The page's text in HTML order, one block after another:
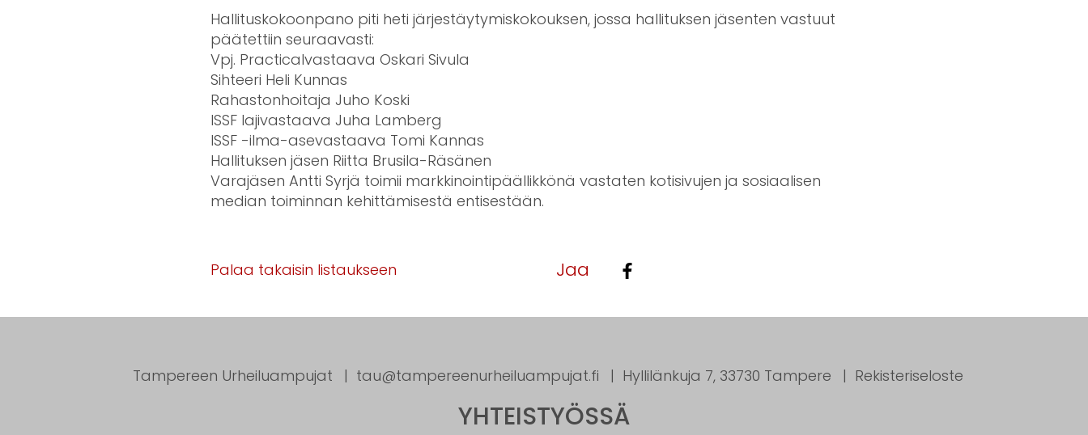
Hallituskokoonpano piti heti järjestäytymiskokouksen, jossa hallituksen jäsenten vastuut
päätettiin seuraavasti:
Vpj. Practicalvastaava Oskari Sivula
Sihteeri Heli Kunnas
Rahastonhoitaja Juho Koski
ISSF lajivastaava Juha Lamberg
ISSF -ilma-asevastaava Tomi Kannas
Hallituksen jäsen Riitta Brusila-Räsänen
Varajäsen Antti Syrjä toimii markkinointipäällikkönä vastaten kotisivujen ja sosiaalisen
median toiminnan kehittämisestä entisestään.
Palaa takaisin listaukseen Jaa
Tampereen Urheiluampujat tau@tampereenurheiluampujat.fi Hyllilänkuja 7, 33730 Tampere Rekisteriseloste
YHTEISTYÖSSÄ